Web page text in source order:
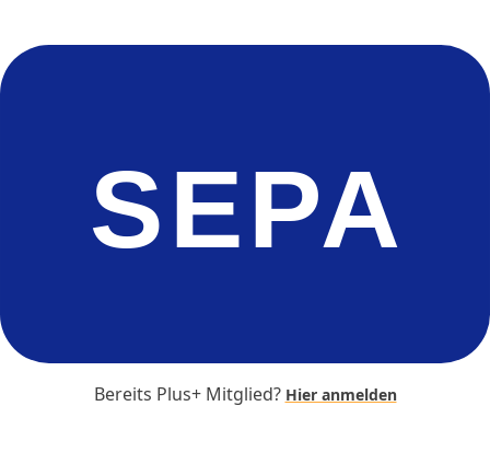
SEPA
Bereits Plus+ Mitglied? Hier anmelden